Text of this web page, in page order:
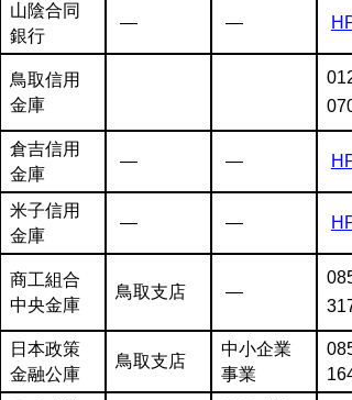
山陰合同
銀行
― ― HP
鳥取信用
金庫
070
倉吉信用
金庫
― ― HP
米子信用
金庫
― ― HP
商工組合
中央金庫
鳥取支店 ―
日本政策
金融公庫
鳥取支店
中小企業
事業